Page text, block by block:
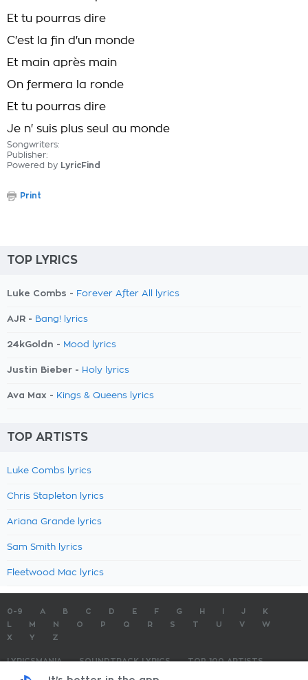
Et tu pourras dire
C'est la fin d'un monde
Et main après main
On fermera la ronde
Et tu pourras dire
Je n' suis plus seul au monde
Songwriters:
Publisher:
Powered by LyricFind
Print
TOP LYRICS
Luke Combs - Forever After All lyrics
AJR - Bang! lyrics
24kGoldn - Mood lyrics
Justin Bieber - Holy lyrics
Ava Max - Kings & Queens lyrics
TOP ARTISTS
Luke Combs lyrics
Chris Stapleton lyrics
Ariana Grande lyrics
Sam Smith lyrics
Fleetwood Mac lyrics
0-9 A B C D E F G H J
K
M N O P Q R S T U V
W
X
Y Z
LYRICSMANIA SOUNDTRACK LYRICS
TOP 100 ARTISTS
TOP 100 LYRICS